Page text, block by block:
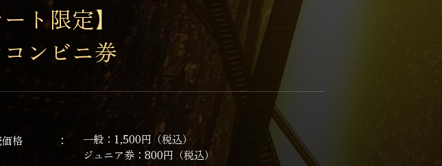
ト限定】
ンビニ券
格
一般：1,500円（税込）
ジュニア券：800円（税込）